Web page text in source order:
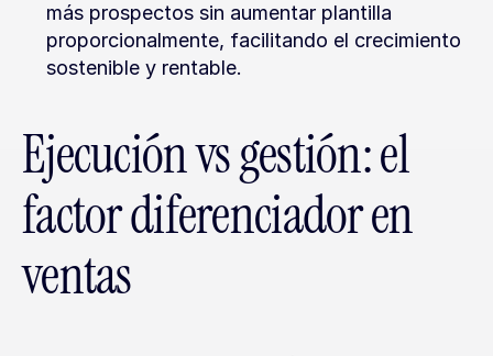
más prospectos sin aumentar plantilla
proporcionalmente, facilitando el crecimiento
sostenible y rentable.
Ejecución vs gestión: el
factor diferenciador en
ventas